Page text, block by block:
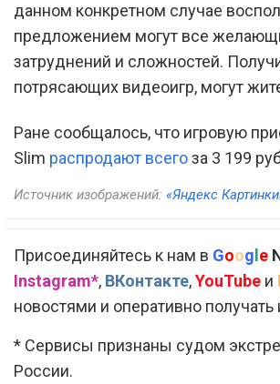
данном конкретном случае
предложением могут все
затруднений и сложностей.
потрясающих видеоигр, могут
Ране сообщалось, что игровую
Slim распродают всегоза 3 199
Источник изображений: «Яндекс
Присоединяйтесь к нам в Goog e
Instagram*, ВКонтакте,YouTube и
новостями и оперативно
* Сервисы признаны судом
России.